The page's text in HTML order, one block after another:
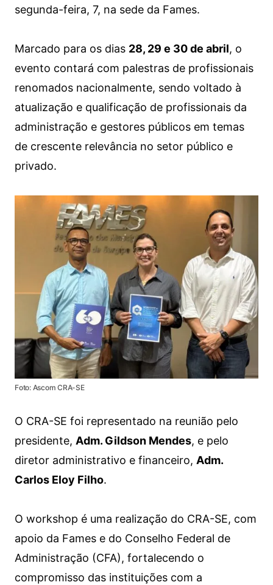
segunda-feira, 7, na sede da Fames.
Marcado para os dias 28, 29 e 30 de abril, o
evento contará com palestras de profissionais
renomados nacionalmente, sendo voltado à
atualização e qualificação de profissionais da
administração e gestores públicos em temas
de crescente relevância no setor público e
privado.
Foto: Ascom CRA-SE
O CRA-SE foi representado na reunião pelo
presidente, Adm. Gildson Mendes, e pelo
diretor administrativo e financeiro, Adm.
Carlos Eloy Filho.
O workshop é uma realização do CRA-SE, com
apoio da Fames e do Conselho Federal de
Administração (CFA), fortalecendo o
compromisso das instituições com a